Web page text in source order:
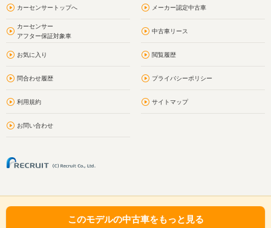
カーセンサートップへ メーカー認定中古車
カーセンサー
アフター保証対象車
中古車リース
お気に入り 閲覧履歴
問合わせ履歴 プライバシーポリシー
利用規約 サイトマップ
お問い合わせ
このモデルの中古車をもっと見る